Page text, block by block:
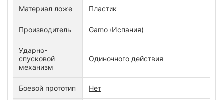
Материал ложе Пластик
Производитель Gamo (Испания)
Ударно-
спусковой
механизм
Одиночного действия
Боевой прототип Нет